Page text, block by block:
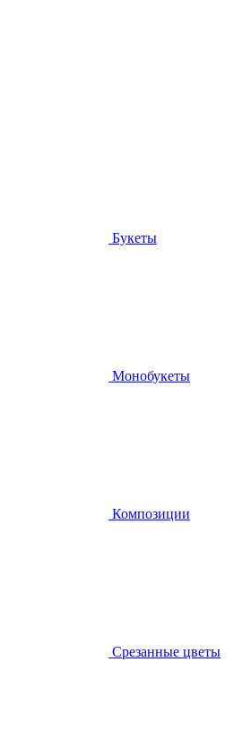
Букеты
Монобукеты
Композиции
Срезанные цветы